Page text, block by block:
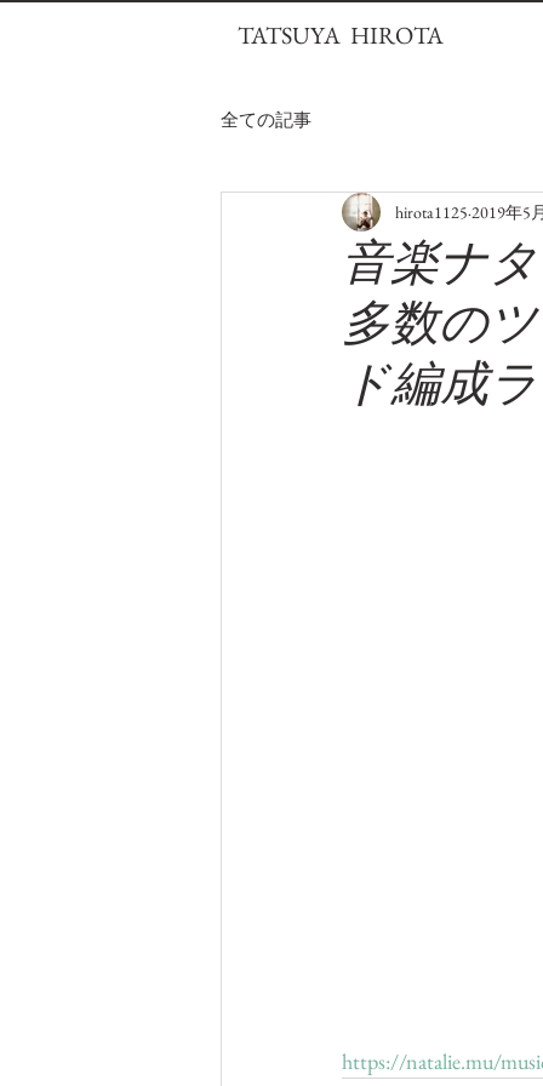
TATSUYA HIROTA
全ての記事
音楽ナ
多数の
ド編成
hirota1125 2019年5
https://natalie.mu/